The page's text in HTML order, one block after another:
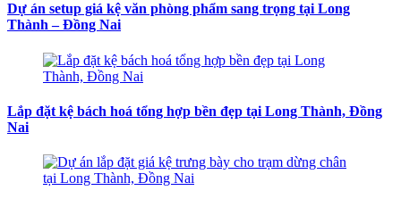
Dự án setup giá kệ văn phòng phẩm sang trọng tại Long
Thành – Đồng Nai
Lắp đặt kệ bách hoá tổng hợp bền đẹp tại Long Thành, Đồng
Nai